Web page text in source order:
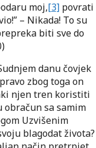
moj,[3] povrati
– Nikada! To su
biti sve do
danu čovjek
zbog toga on
njen tren koristiti
obračun sa samim
Uzvišenim
blagodat života?